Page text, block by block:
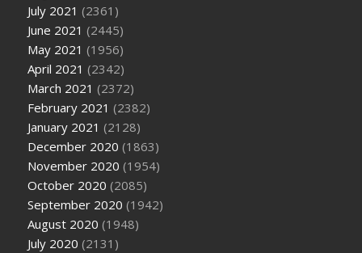
July 2021 (2361)
June 2021 (2445)
May 2021 (1956)
April 2021 (2342)
March 2021 (2372)
February 2021 (2382)
January 2021 (2128)
December 2020 (1863)
November 2020 (1954)
October 2020 (2085)
September 2020 (1942)
August 2020 (1948)
July 2020 (2131)